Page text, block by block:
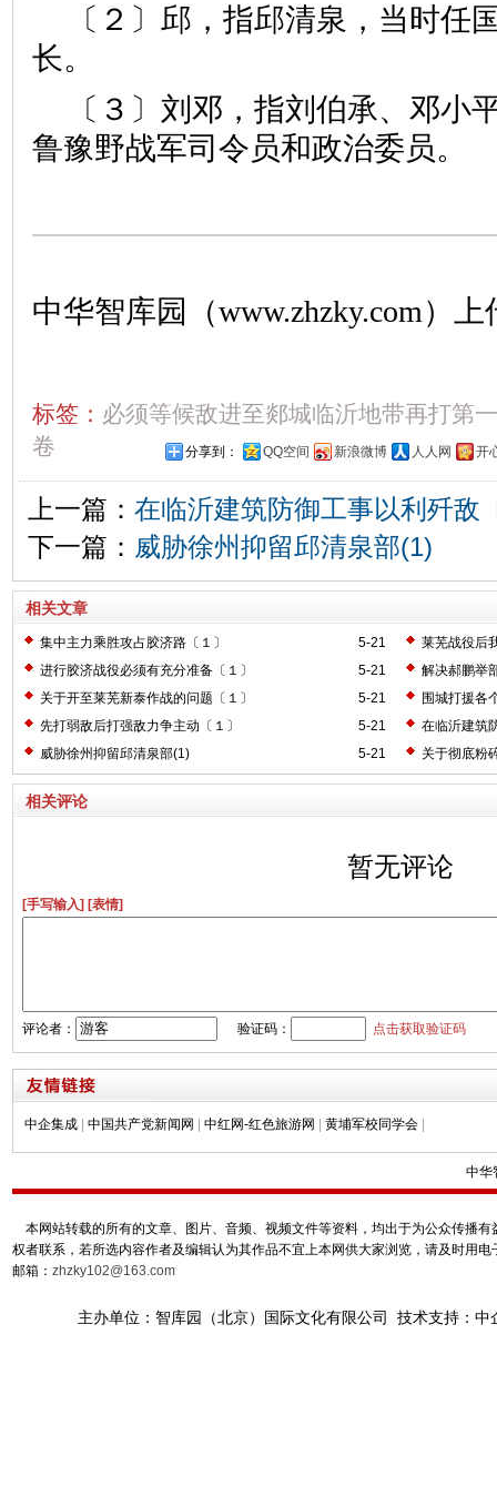
〔２〕邱，指邱清泉，当时任
长。
〔３〕刘邓，指刘伯承、邓小
鲁豫野战军司令员和政治委员。
中华智库园（www.zhzky.com）上
标签： 必须等候敌进至郯城临沂地带再打第
卷
分享到： QQ空间 新浪微博 人人网 开
上一篇： 在临沂建筑防御工事以利歼敌
下一篇： 威胁徐州抑留邱清泉部(1)
相关文章
5-21
集中主力乘胜攻占胶济路〔１〕
莱芜战役后
5-21
进行胶济战役必须有充分准备〔１〕
解决郝鹏举
5-21
关于开至莱芜新泰作战的问题〔１〕
围城打援各
5-21
先打弱敌后打强敌力争主动〔１〕
在临沂建筑
5-21
威胁徐州抑留邱清泉部(1) 关于彻底粉
相关评论
暂无评论
[手写输入] [表情]
评论者： 验证码： 点击获取验证码
中企集成 | 中国共产党新闻网 | 中红网-红色旅游网 | 黄埔军校同学会 |
中华
本网站转载的所有的文章、图片、音频、视频文件等资料，均出于为公众传播
权者联系，若所选内容作者及编辑认为其作品不宜上本网供大家浏览，请及时用
邮箱： zhzky102@163.com
主办单位：智库园（北京）国际文化有限公司 技术支持：